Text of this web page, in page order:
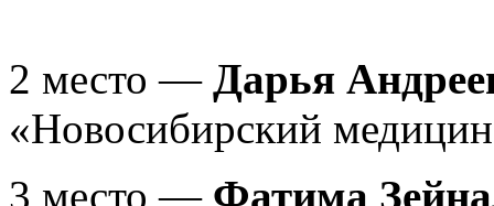
2 место — Дарья
«Новосибирский
3 место — Фатима